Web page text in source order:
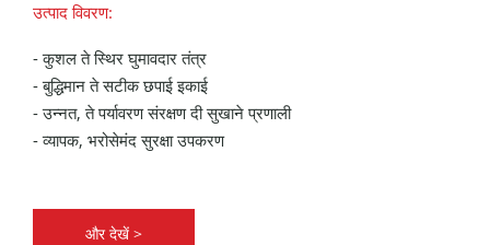
उत्पाद विवरण:
- कुशल ते स्थिर घुमावदार तंत्र
- बुद्धिमान ते सटीक छपाई इकाई
- उन्नत, ते पर्यावरण संरक्षण दी सुखाने प्रणाली
- व्यापक, भरोसेमंद सुरक्षा उपकरण
और देखें >